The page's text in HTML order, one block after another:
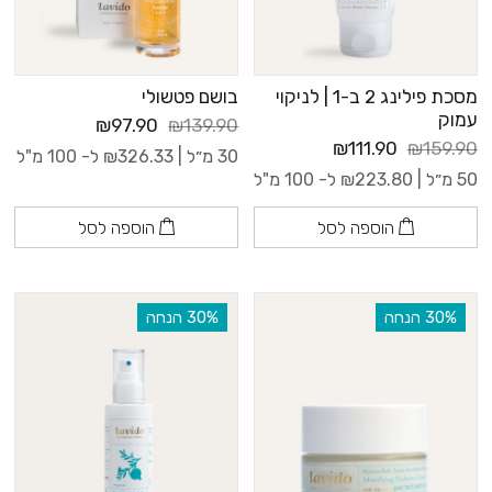
מסכת פילינג 2 ב-1 | לניקוי
עמוק
₪159.90
₪111.90
50 מ״ל | ₪223.80 ל- 100 מ"ל
הוספה לסל
בושם פטשולי
₪139.90
₪97.90
30 מ״ל | ₪326.33 ל- 100 מ"ל
הוספה לסל
‫30% הנחה ‫30% הנחה